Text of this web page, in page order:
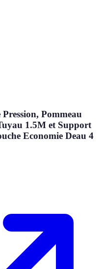
Pommeau
1.5M et Support
Economie Deau 4